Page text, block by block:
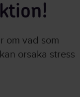
om vad som
orsaka stress